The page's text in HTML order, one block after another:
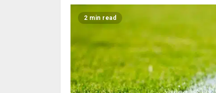
2 min read